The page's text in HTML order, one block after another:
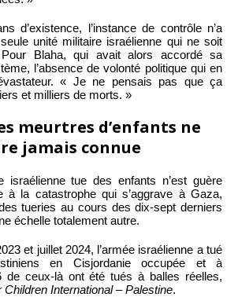
d’existence, l’instance de contrôle n’a
unité militaire israélienne qui ne soit
Pour Blaha, qui avait alors accordé sa
l’absence de volonté politique qui en
« Je ne pensais pas que ça
et milliers de morts. »
meurtres d’enfants ne
jamais connue
israélienne tue des enfants n’est guère
à la catastrophe qui s’aggrave à Gaza,
tueries au cours des dix-sept derniers
échelle totalement autre.
et juillet 2024, l’armée israélienne a tué
en Cisjordanie occupée et à
de ceux-là ont été tués à balles réelles,
Children International – Palestine.